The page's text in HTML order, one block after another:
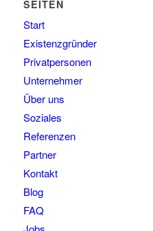
SEITEN
Start
Existenzgründer
Privatpersonen
Unternehmer
Über uns
Soziales
Referenzen
Partner
Kontakt
Blog
FAQ